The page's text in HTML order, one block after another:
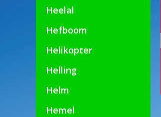
Heelal
Hefboom
Helikopter
Helling
Helm
Hemel